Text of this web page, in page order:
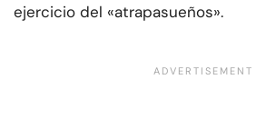
ejercicio del «atrapasueños».